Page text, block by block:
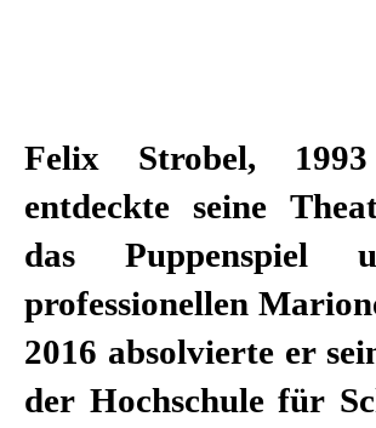
Felix Strobel,
entdeckte seine
das
professionellen
2016 absolvierte er
der Hochschule für